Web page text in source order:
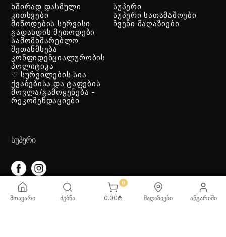
ხშირად დასმული
კითხვები
მიწოდების სერვისი
გადახდის მეთოდები
სამომხმარებლო
შეთანმხება
კონფიდენციალურობის
პოლიტიკა
♡ სურვილების სია
ქვაბებისა და ტაფების
მოვლა/გამოყენება -
რეკომენდაციები
სუპერი
სუპერი სათამაშოები
ჩვენი მაღაზიები
ᲡᲣᲞᲔᲠᲘ
ᲡᲐᲗᲐᲛᲐᲨᲝᲔᲑᲘ
მთავარი
ძებნა
0
0.00₾ მაღაზიები ანგარიში